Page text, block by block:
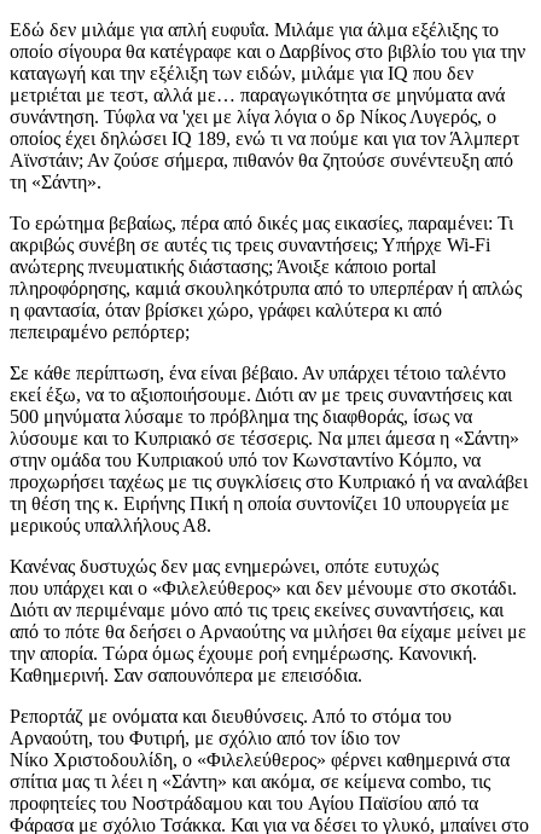
Εδώ δεν μιλάμε για απλή ευφυΐα. Μιλάμε για άλμα εξέλιξης το
οποίο σίγουρα θα κατέγραφε και ο Δαρβίνος στο βιβλίο του για την
καταγωγή και την εξέλιξη των ειδών, μιλάμε για IQ που δεν
μετριέται με τεστ, αλλά με… παραγωγικότητα σε μηνύματα ανά
συνάντηση. Τύφλα να 'χει με λίγα λόγια ο δρ Νίκος Λυγερός, ο
οποίος έχει δηλώσει IQ 189, ενώ τι να πούμε και για τον Άλμπερτ
Αϊνστάιν; Αν ζούσε σήμερα, πιθανόν θα ζητούσε συνέντευξη από
τη «Σάντη».
Το ερώτημα βεβαίως, πέρα από δικές μας εικασίες, παραμένει: Τι
ακριβώς συνέβη σε αυτές τις τρεις συναντήσεις; Υπήρχε Wi-Fi
ανώτερης πνευματικής διάστασης; Άνοιξε κάποιο portal
πληροφόρησης, καμιά σκουληκότρυπα από το υπερπέραν ή απλώς
η φαντασία, όταν βρίσκει χώρο, γράφει καλύτερα κι από
πεπειραμένο ρεπόρτερ;
Σε κάθε περίπτωση, ένα είναι βέβαιο. Αν υπάρχει τέτοιο ταλέντο
εκεί έξω, να το αξιοποιήσουμε. Διότι αν με τρεις συναντήσεις και
500 μηνύματα λύσαμε το πρόβλημα της διαφθοράς, ίσως να
λύσουμε και το Κυπριακό σε τέσσερις. Να μπει άμεσα η «Σάντη»
στην ομάδα του Κυπριακού υπό τον Κωνσταντίνο Κόμπο, να
προχωρήσει ταχέως με τις συγκλίσεις στο Κυπριακό ή να αναλάβει
τη θέση της κ. Ειρήνης Πική η οποία συντονίζει 10 υπουργεία με
μερικούς υπαλλήλους Α8.
Κανένας δυστυχώς δεν μας ενημερώνει, οπότε ευτυχώς
που υπάρχει και ο «Φιλελεύθερος» και δεν μένουμε στο σκοτάδι.
Διότι αν περιμέναμε μόνο από τις τρεις εκείνες συναντήσεις, και
από το πότε θα δεήσει ο Αρναούτης να μιλήσει θα είχαμε μείνει με
την απορία. Τώρα όμως έχουμε ροή ενημέρωσης. Κανονική.
Καθημερινή. Σαν σαπουνόπερα με επεισόδια.
Ρεπορτάζ με ονόματα και διευθύνσεις. Από το στόμα του
Αρναούτη, του Φυτιρή, με σχόλιο από τον ίδιο τον
Νίκο Χριστοδουλίδη, ο «Φιλελεύθερος» φέρνει καθημερινά στα
σπίτια μας τι λέει η «Σάντη» και ακόμα, σε κείμενα combo, τις
προφητείες του Νοστράδαμου και του Αγίου Παϊσίου από τα
Φάρασα με σχόλιο Τσάκκα. Και για να δέσει το γλυκό, μπαίνει στο